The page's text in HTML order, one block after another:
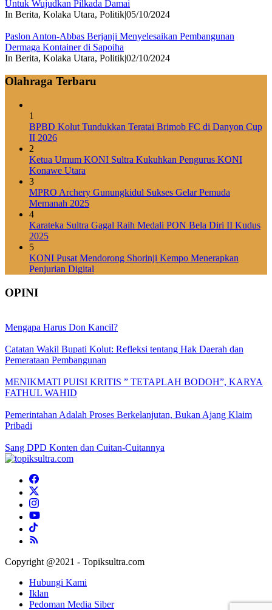
Untuk Wujudkan Pilkada Damai
In Berita, Kolaka Utara, Politik|05/10/2024
Paslon Anton-Abbas Berjanji Menyelesaikan Pembangunan
Dermaga Kontainer di Sapoiha
In Berita, Kolaka Utara, Politik|02/10/2024
Olahraga Terbaru
1
BPBD Kolut Tundukkan Teratai Brimob FC di Danyon Cup
II 2026
2
Ketua Umum KONI Sultra Kukuhkan Pengurus KONI
Konawe Utara
3
MPRO Archery Gunungkidul Sukses Gelar Pemuda
Memanah 2025
4
Karateka Sultra Gagal Raih Medali PON Bela Diri II Kudus
2025
5
KONI Pusat Mendorong Shorinji Kempo Menerapkan
Penjurian Digital
OPINI
Mengapa Harus Don Kancil?
Catatan Wakil Bupati Kolut: Refleksi tentang Hak Daerah dan
Pemerataan Pembangunan
MENIKMATI PUISI KRITIS ” TETAPLAH BODOH”, KARYA
FATHUL WAHID
Pemerintahan Adalah Proses Berkelanjutan, Bukan Ajang Klaim
Pribadi
Sang DPD Konten dan Cuitan-Cuitannya
Copyright @2021 - Topiksultra.com
Hubungi Kami
Iklan
Pedoman Media Siber